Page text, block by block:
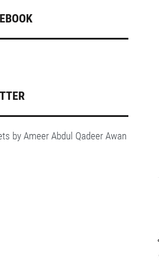
by Ameer Abdul Qadeer Awan